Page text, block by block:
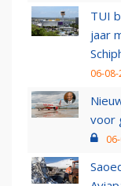
TUI
jaar
06-
voor